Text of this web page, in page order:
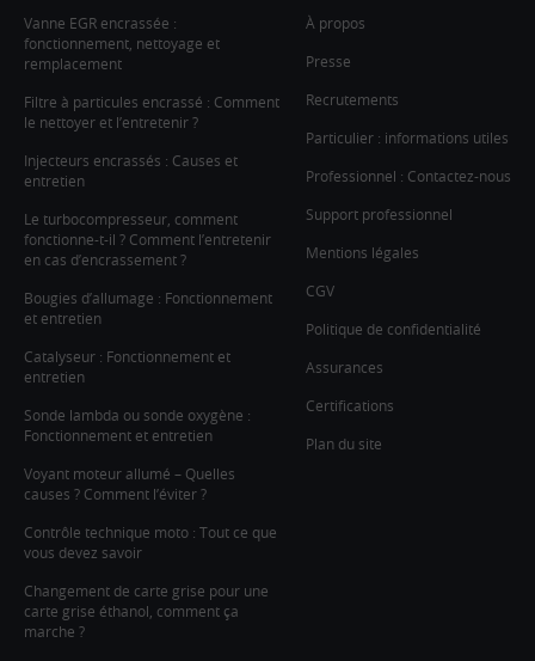
Vanne EGR encrassée :
fonctionnement, nettoyage et
remplacement
Filtre à particules encrassé : Comment
le nettoyer et l’entretenir ?
Injecteurs encrassés : Causes et
entretien
Le turbocompresseur, comment
fonctionne-t-il ? Comment l’entretenir
en cas d’encrassement ?
Bougies d’allumage : Fonctionnement
et entretien
Catalyseur : Fonctionnement et
entretien
Sonde lambda ou sonde oxygène :
Fonctionnement et entretien
Voyant moteur allumé – Quelles
causes ? Comment l’éviter ?
Contrôle technique moto : Tout ce que
vous devez savoir
Changement de carte grise pour une
carte grise éthanol, comment ça
marche ?
À propos
Presse
Recrutements
Particulier : informations utiles
Professionnel : Contactez-nous
Support professionnel
Mentions légales
CGV
Politique de confidentialité
Assurances
Certifications
Plan du site